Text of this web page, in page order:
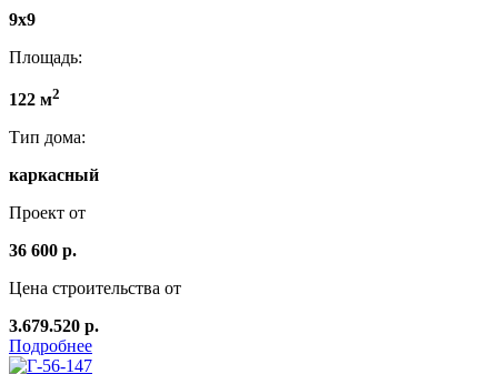
9х9
Площадь:
122 м2
Тип дома:
каркасный
Проект от
36 600 р.
Цена строительства от
3.679.520 р.
Подробнее